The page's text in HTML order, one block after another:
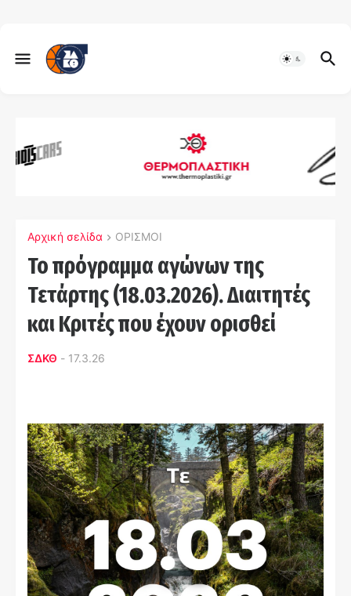
Αρχική σελίδα ΟΡΙΣΜΟΙ
Το πρόγραμμα αγώνων της
Τετάρτης (18.03.2026). Διαιτητές
και Kριτές που έχουν ορισθεί
ΣΔΚΘ - 17.3.26